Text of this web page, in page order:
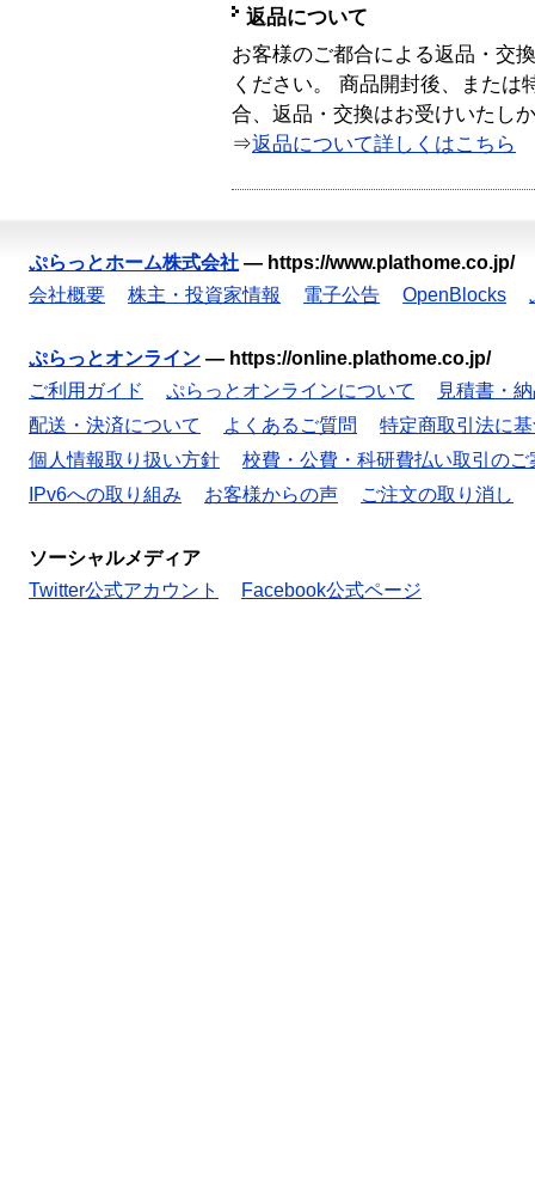
返品について
お客様のご都合による返品・交
ください。 商品開封後、または
合、返品・交換はお受けいたし
⇒返品について詳しくはこちら
ぷらっとホーム株式会社 — https://www.plathome.co.jp/
会社概要
株主・投資家情報 電子公告 OpenBlocks
ぷらっとオンライン — https://online.plathome.co.jp/
ご利用ガイド
ぷらっとオンラインについて
見積書・
配送・決済について
よくあるご質問
特定商取引法に
個人情報取り扱い方針
校費・公費・科研費払い取引のご
IPv6への取り組み
お客様からの声 ご注文の取り消し
ソーシャルメディア
Twitter公式アカウント
Facebook公式ページ